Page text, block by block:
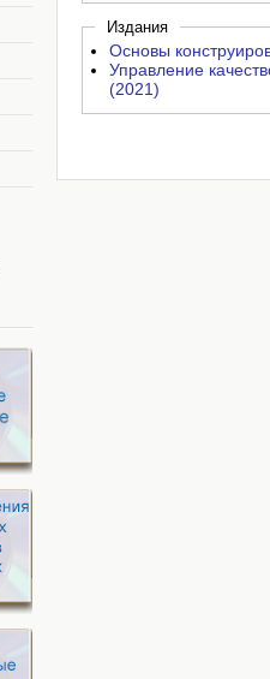
Издания
Основы
Управление
(2021)